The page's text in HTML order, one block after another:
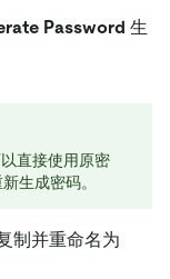
Password 生
直接使用原密
生成密码。
制并重命名为